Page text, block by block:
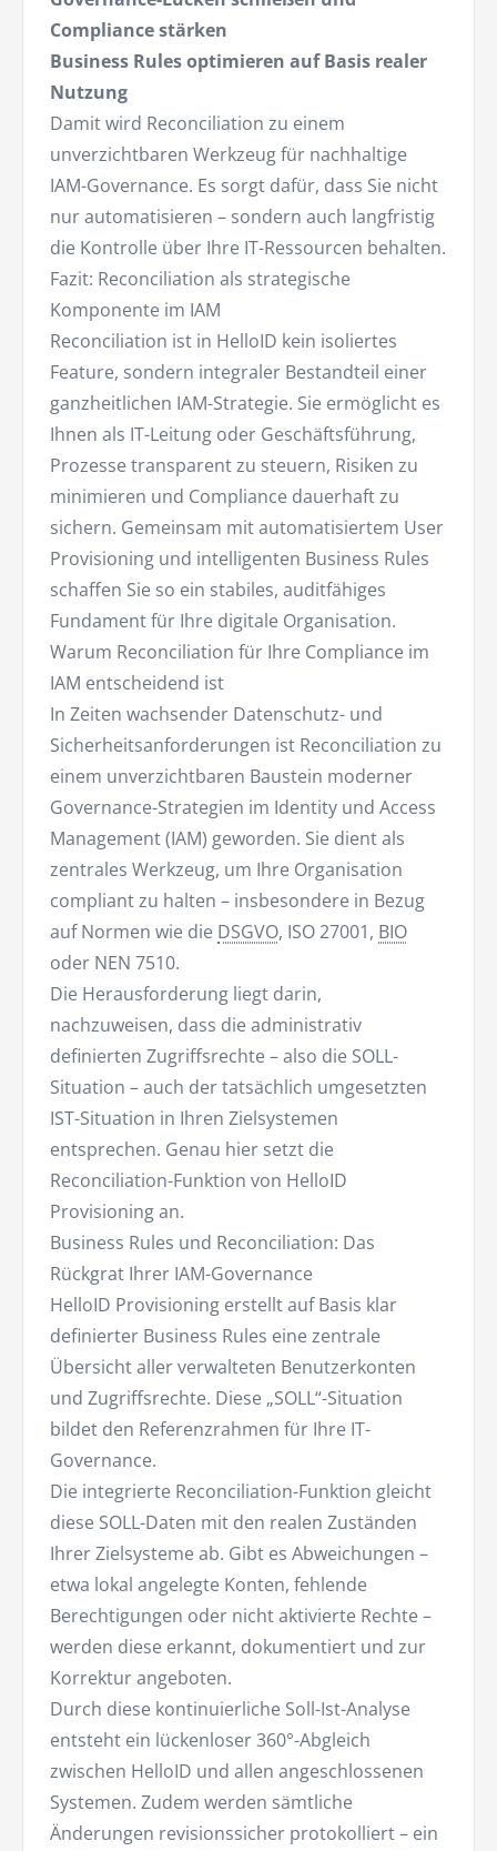
Compliance stärken
Business Rules optimieren auf Basis realer
Nutzung
Damit wird Reconciliation zu einem
unverzichtbaren Werkzeug für nachhaltige
IAM-Governance. Es sorgt dafür, dass Sie nicht
nur automatisieren – sondern auch langfristig
die Kontrolle über Ihre IT-Ressourcen behalten.
Fazit: Reconciliation als strategische
Komponente im IAM
Reconciliation ist in HelloID kein isoliertes
Feature, sondern integraler Bestandteil einer
ganzheitlichen IAM-Strategie. Sie ermöglicht es
Ihnen als IT-Leitung oder Geschäftsführung,
Prozesse transparent zu steuern, Risiken zu
minimieren und Compliance dauerhaft zu
sichern. Gemeinsam mit automatisiertem User
Provisioning und intelligenten Business Rules
schaffen Sie so ein stabiles, auditfähiges
Fundament für Ihre digitale Organisation.
Warum Reconciliation für Ihre Compliance im
IAM entscheidend ist
In Zeiten wachsender Datenschutz- und
Sicherheitsanforderungen ist Reconciliation zu
einem unverzichtbaren Baustein moderner
Governance-Strategien im Identity und Access
Management (IAM) geworden. Sie dient als
zentrales Werkzeug, um Ihre Organisation
compliant zu halten – insbesondere in Bezug
auf Normen wie die DSGVO, ISO 27001, BIO
oder NEN 7510.
Die Herausforderung liegt darin,
nachzuweisen, dass die administrativ
definierten Zugriffsrechte – also die SOLL-
Situation – auch der tatsächlich umgesetzten
IST-Situation in Ihren Zielsystemen
entsprechen. Genau hier setzt die
Reconciliation-Funktion von HelloID
Provisioning an.
Business Rules und Reconciliation: Das
Rückgrat Ihrer IAM-Governance
HelloID Provisioning erstellt auf Basis klar
definierter Business Rules eine zentrale
Übersicht aller verwalteten Benutzerkonten
und Zugriffsrechte. Diese „SOLL“-Situation
bildet den Referenzrahmen für Ihre IT-
Governance.
Die integrierte Reconciliation-Funktion gleicht
diese SOLL-Daten mit den realen Zuständen
Ihrer Zielsysteme ab. Gibt es Abweichungen –
etwa lokal angelegte Konten, fehlende
Berechtigungen oder nicht aktivierte Rechte –
werden diese erkannt, dokumentiert und zur
Korrektur angeboten.
Durch diese kontinuierliche Soll-Ist-Analyse
entsteht ein lückenloser 360°-Abgleich
zwischen HelloID und allen angeschlossenen
Systemen. Zudem werden sämtliche
Änderungen revisionssicher protokolliert – ein